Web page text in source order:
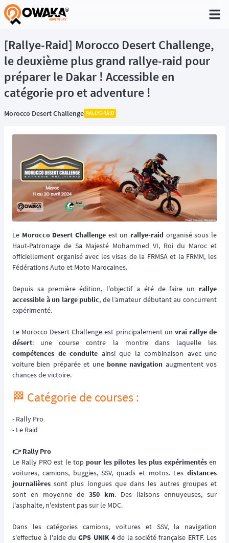
®
[Rallye-Raid] Morocco Desert Challenge,
le deuxième plus grand rallye-raid pour
préparer le Dakar ! Accessible en
catégorie pro et adventure !
Morocco Desert Challenge RALLYE-RAID
Le Morocco Desert Challenge est un rallye-raid organisé sous le
Haut-Patronage de Sa Majesté Mohammed VI, Roi du Maroc et
officiellement organisé avec les visas de la FRMSA et la FRMM, les
Fédérations Auto et Moto Marocaines.
Depuis sa première édition, l'objectif a été de faire un rallye
accessible à un large public, de l’amateur débutant au concurrent
expérimenté.
Le Morocco Desert Challenge est principalement un vrai rallye de
désert: une course contre la montre dans laquelle les
compétences de conduite ainsi que la combinaison avec une
voiture bien préparée et une bonne navigation augmentent vos
chances de victoire.
🏁 Catégorie de courses :
- Rally Pro
- Le Raid
👉️ Rally Pro
Le Rally PRO est le top pour les pilotes les plus expérimentésen
voitures, camions, buggies, SSV, quads et motos. Les distances
journalières sont plus longues que dans les autres groupes et
sont en moyenne de 350 km. Des liaisons ennuyeuses, sur
l'asphalte, n'existent pas sur le MDC.
Dans les catégories camions, voitures et SSV, la navigation
s'effectue à l'aide duGPS UNIK 4 de la société française ERTF. Les